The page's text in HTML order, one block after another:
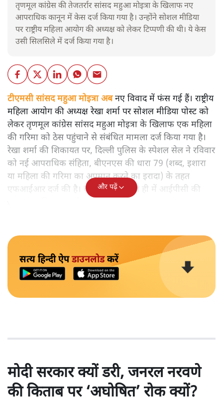
तृणमूल कांग्रेस की तेजतर्रार सांसद महुआ मोइत्रा के खिलाफ नए
आपराधिक कानून में केस दर्ज किया गया है। उन्होंने सोशल मीडिया
पर राष्ट्रीय महिला आयोग की अध्यक्ष को लेकर टिप्पणी की थी। ये केस
उसी सिलसिले में दर्ज किया गया है।
टीएमसी सांसद महुआ मोइत्रा अब नए विवाद में फंस गई हैं। राष्ट्रीय
महिला आयोग की अध्यक्ष रेखा शर्मा पर सोशल मीडिया पोस्ट को
लेकर तृणमूल कांग्रेस सांसद महुआ मोइत्रा के खिलाफ एक महिला
की गरिमा को ठेस पहुंचाने से संबंधित मामला दर्ज किया गया है।
रेखा शर्मा की शिकायत पर, दिल्ली पुलिस के स्पेशल सेल ने रविवार
को नई आपराधिक संहिता, बीएनएस की धारा 79 (शब्द, इशारा
या महिला की गरिमा का अपमान करने का इरादा) के तहत
एफआईआर दर्ज की है। बीएनएस को हाल ही में आईपीसी की
जगह लागू किया गया है।
और पढ़ें
सत्य हिन्दी ऐपडाउनलोडकरें
मोदी सरकार क्यों डरी, जनरल नरवणे
की किताब पर ‘अघोषित’ रोक क्यों?